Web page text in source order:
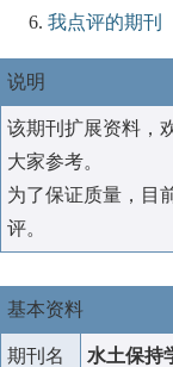
我点评的期刊
说明
该期刊扩展资料，
大家参考。
为了保证质量，目
评。
基本资料
期刊名 水土保持